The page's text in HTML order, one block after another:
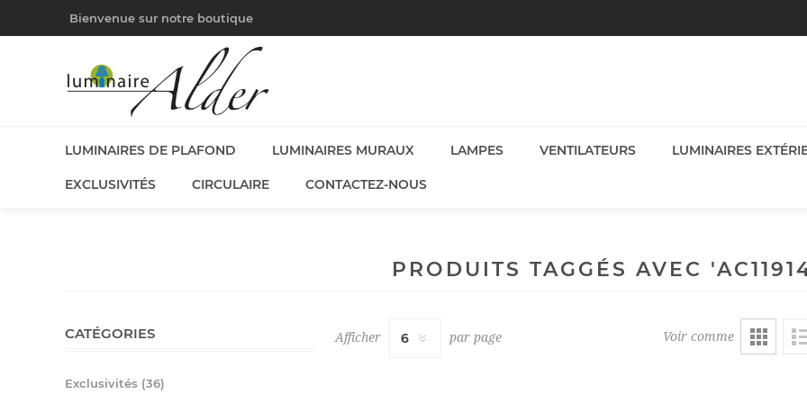
Bienvenue sur notre boutique
LUMINAIRES DE PLAFOND LUMINAIRES MURAUX LAMPES VENTILATEURS LUMINAIRES
EXCLUSIVITÉS CIRCULAIRE CONTACTEZ-NOUS
PRODUITS TAGGÉS AVEC
Voir comme
Afficher par page
CATÉGORIES
Exclusivités (36)